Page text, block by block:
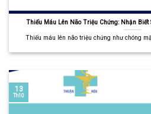
Thiếu Máu Lên Não Triệu Chứng: Nhận Biết
Thiếu máu lên não triệu chứng như chóng
13
Th10